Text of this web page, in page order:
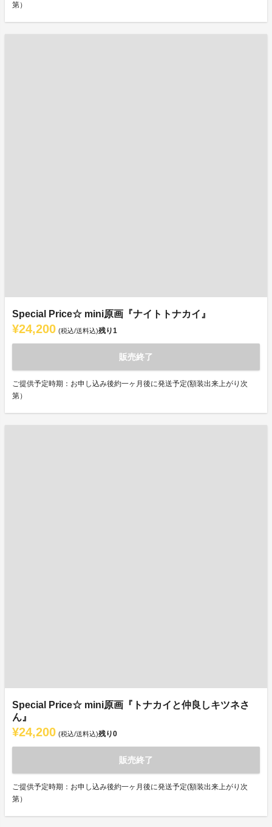
第）
Special Price☆ mini原画『ナイトトナカイ』
¥24,200 (税込/送料込)残り1
販売終了
ご提供予定時期：お申し込み後約一ヶ月後に発送予定(額装出来上がり次
第）
Special Price☆ mini原画『トナカイと仲良しキツネさ
ん』
¥24,200 (税込/送料込)残り0
販売終了
ご提供予定時期：お申し込み後約一ヶ月後に発送予定(額装出来上がり次
第）